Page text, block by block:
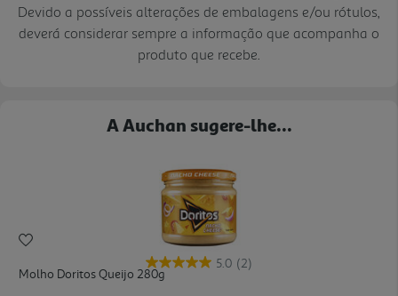
Devido a possíveis alterações de embalagens e/ou rótulos,
deverá considerar sempre a informação que acompanha o
produto que recebe.
A Auchan sugere-lhe...
5.0 (2)
Molho Doritos Queijo 280g